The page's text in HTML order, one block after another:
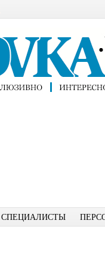
СПЕЦИАЛИСТЫ